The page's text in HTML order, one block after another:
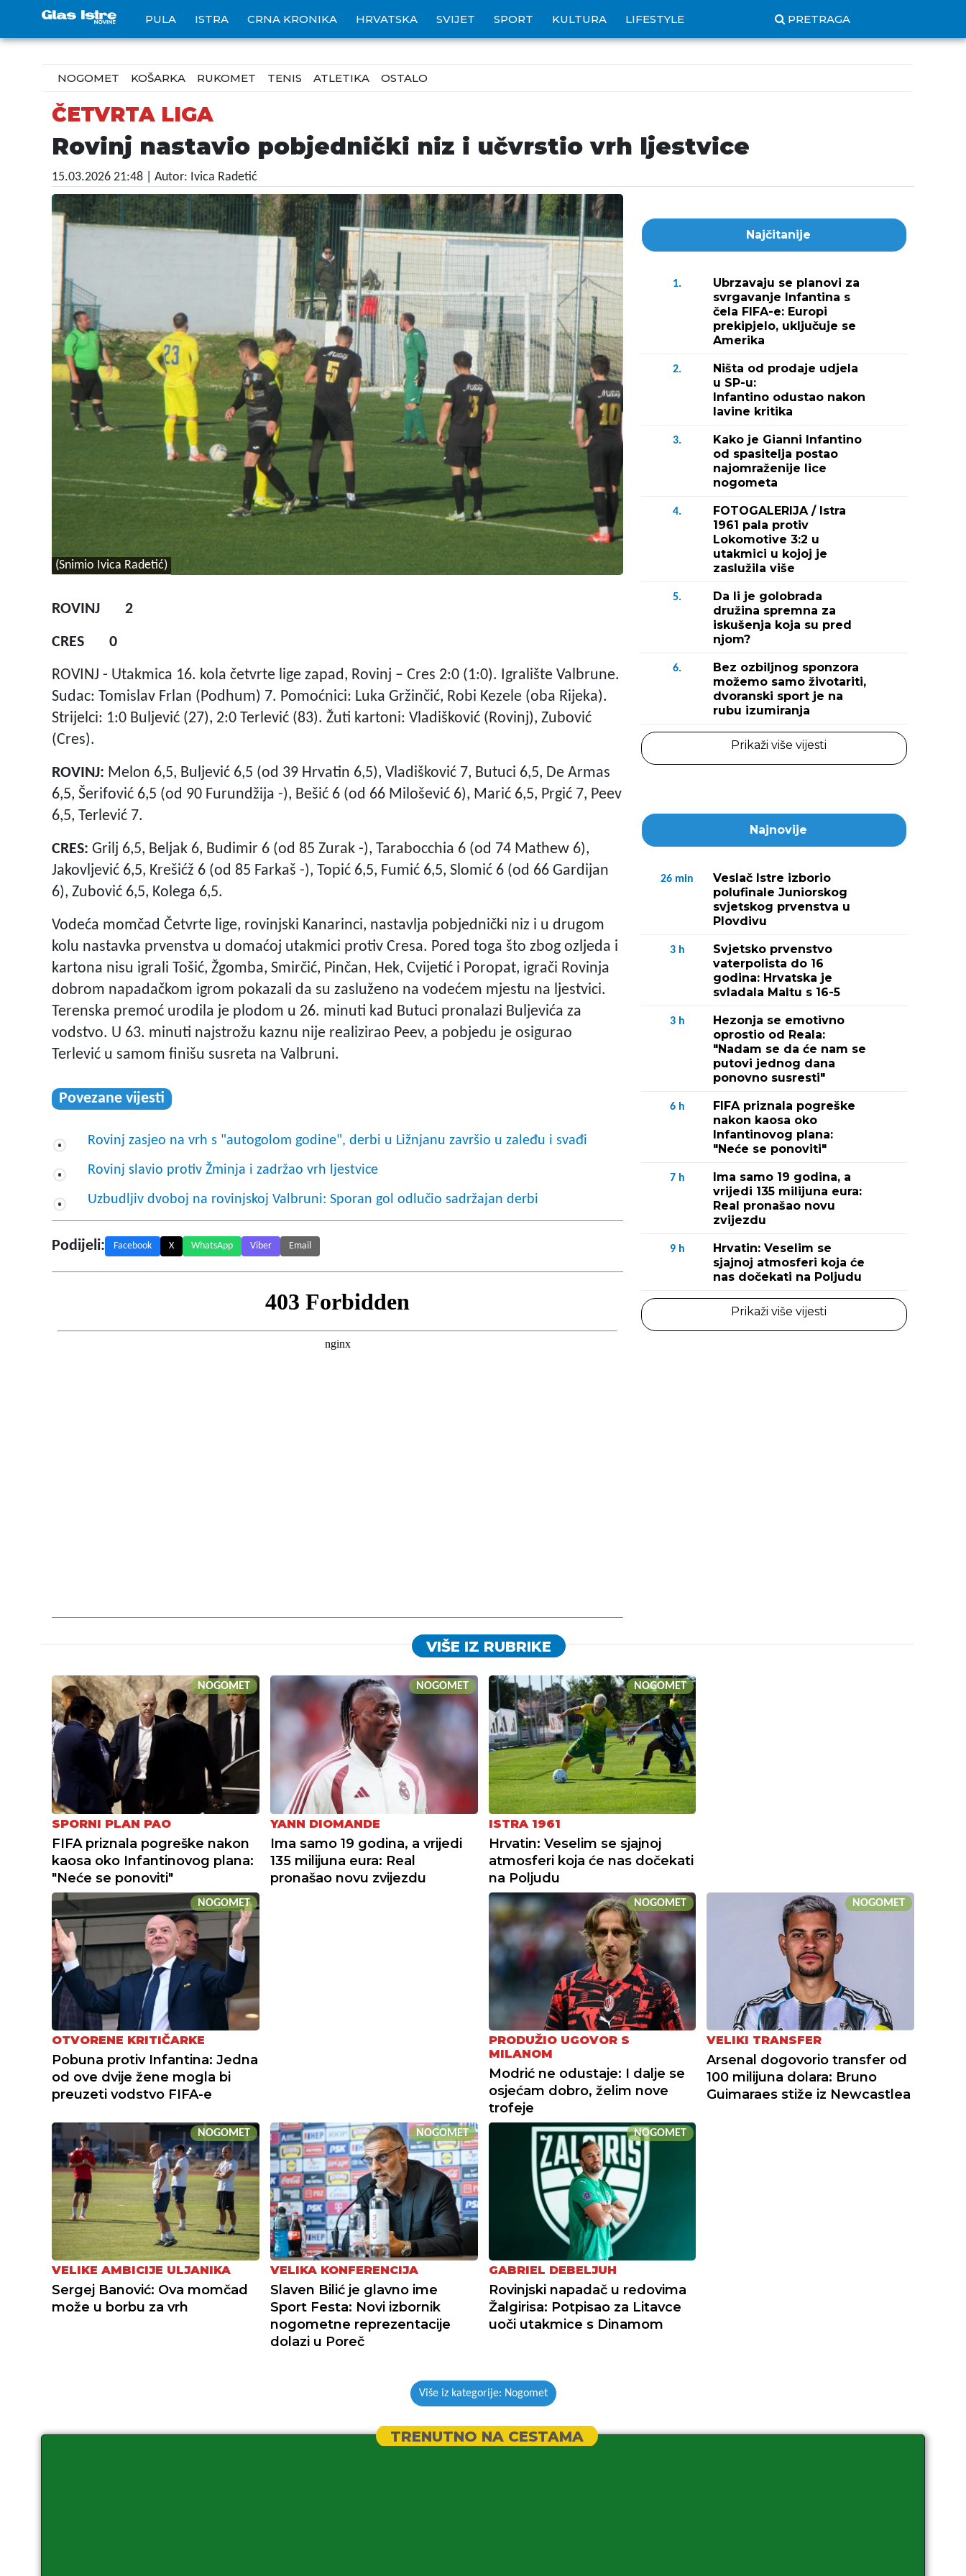
PULA ISTRA CRNA KRONIKA HRVATSKA SVIJET SPORT KULTURA LIFESTYLE PRETRAGA
NOGOMET KOŠARKA RUKOMET TENIS ATLETIKA OSTALO
ČETVRTA LIGA
Rovinj nastavio pobjednički niz i učvrstio vrh ljestvice
15.03.2026 21:48 | Autor: Ivica Radetić
(Snimio Ivica Radetić)
ROVINJ 2
CRES 0
ROVINJ - Utakmica 16. kola četvrte lige zapad, Rovinj – Cres 2:0 (1:0). Igralište Valbrune.
Sudac: Tomislav Frlan (Podhum) 7. Pomoćnici: Luka Gržinčić, Robi Kezele (oba Rijeka).
Strijelci: 1:0 Buljević (27), 2:0 Terlević (83). Žuti kartoni: Vladišković (Rovinj), Zubović
(Cres).
ROVINJ: Melon 6,5, Buljević 6,5 (od 39 Hrvatin 6,5), Vladišković 7, Butuci 6,5, De Armas
6,5, Šerifović 6,5 (od 90 Furundžija -), Bešić 6 (od 66 Milošević 6), Marić 6,5, Prgić 7, Peev
6,5, Terlević 7.
CRES: Grilj 6,5, Beljak 6, Budimir 6 (od 85 Zurak -), Tarabocchia 6 (od 74 Mathew 6),
Jakovljević 6,5, Krešićž 6 (od 85 Farkaš -), Topić 6,5, Fumić 6,5, Slomić 6 (od 66 Gardijan
6), Zubović 6,5, Kolega 6,5.
Vodeća momčad Četvrte lige, rovinjski Kanarinci, nastavlja pobjednički niz i u drugom
kolu nastavka prvenstva u domaćoj utakmici protiv Cresa. Pored toga što zbog ozljeda i
kartona nisu igrali Tošić, Žgomba, Smirčić, Pinčan, Hek, Cvijetić i Poropat, igrači Rovinja
dobrom napadačkom igrom pokazali da su zasluženo na vodećem mjestu na ljestvici.
Terenska premoć urodila je plodom u 26. minuti kad Butuci pronalazi Buljevića za
vodstvo. U 63. minuti najstrožu kaznu nije realizirao Peev, a pobjedu je osigurao
Terlević u samom finišu susreta na Valbruni.
Povezane vijesti
Rovinj zasjeo na vrh s "autogolom godine", derbi u Ližnjanu završio u zaleđu i svađi
Rovinj slavio protiv Žminja i zadržao vrh ljestvice
Uzbudljiv dvoboj na rovinjskoj Valbruni: Sporan gol odlučio sadržajan derbi
Podijeli: Facebook X WhatsApp Viber Email
Najčitanije
1.
Ubrzavaju se planovi za
svrgavanje Infantina s
čela FIFA-e: Europi
prekipjelo, uključuje se
Amerika
2.
Ništa od prodaje udjela
u SP-u:
Infantino odustao nakon
lavine kritika
3.
Kako je Gianni Infantino
od spasitelja postao
najomraženije lice
nogometa
4.
FOTOGALERIJA / Istra
1961 pala protiv
Lokomotive 3:2 u
utakmici u kojoj je
zaslužila više
5.
Da li je golobrada
družina spremna za
iskušenja koja su pred
njom?
6.
Bez ozbiljnog sponzora
možemo samo životariti,
dvoranski sport je na
rubu izumiranja
Prikaži više vijesti
Najnovije
26 min
Veslač Istre izborio
polufinale Juniorskog
svjetskog prvenstva u
Plovdivu
3 h
Svjetsko prvenstvo
vaterpolista do 16
godina: Hrvatska je
svladala Maltu s 16-5
3 h
Hezonja se emotivno
oprostio od Reala:
"Nadam se da će nam se
putovi jednog dana
ponovno susresti"
6 h
FIFA priznala pogreške
nakon kaosa oko
Infantinovog plana:
"Neće se ponoviti"
7 h
Ima samo 19 godina, a
vrijedi 135 milijuna eura:
Real pronašao novu
zvijezdu
9 h
Hrvatin: Veselim se
sjajnoj atmosferi koja će
nas dočekati na Poljudu
Prikaži više vijesti
VIŠE IZ RUBRIKE
NOGOMET
SPORNI PLAN PAO
FIFA priznala pogreške nakon
kaosa oko Infantinovog plana:
"Neće se ponoviti"
NOGOMET
YANN DIOMANDE
Ima samo 19 godina, a vrijedi
135 milijuna eura: Real
pronašao novu zvijezdu
NOGOMET
ISTRA 1961
Hrvatin: Veselim se sjajnoj
atmosferi koja će nas dočekati
na Poljudu
NOGOMET
OTVORENE KRITIČARKE
Pobuna protiv Infantina: Jedna
od ove dvije žene mogla bi
preuzeti vodstvo FIFA-e
NOGOMET
PRODUŽIO UGOVOR S
MILANOM
Modrić ne odustaje: I dalje se
osjećam dobro, želim nove
trofeje
NOGOMET
VELIKI TRANSFER
Arsenal dogovorio transfer od
100 milijuna dolara: Bruno
Guimaraes stiže iz Newcastlea
NOGOMET
VELIKE AMBICIJE ULJANIKA
Sergej Banović: Ova momčad
može u borbu za vrh
NOGOMET
VELIKA KONFERENCIJA
Slaven Bilić je glavno ime
Sport Festa: Novi izbornik
nogometne reprezentacije
dolazi u Poreč
NOGOMET
GABRIEL DEBELJUH
Rovinjski napadač u redovima
Žalgirisa: Potpisao za Litavce
uoči utakmice s Dinamom
Više iz kategorije: Nogomet
TRENUTNO NA CESTAMA